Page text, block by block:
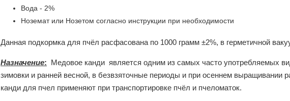
Вода - 2%
Ноземат или Нозетом согласно инструкции при необходимости
Данная подкормка для пчёл расфасована по 1000 грамм ±2%, в герметичной
Назначение: Медовое канди является одним из самых часто употребляемых
зимовки и ранней весной, в безвзяточные периоды и при осеннем выращивании
канди для пчел применяют при транспортировке пчёл и пчеломаток.